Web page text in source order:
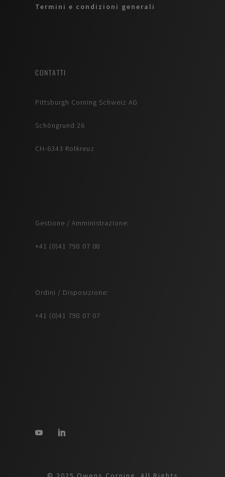
Termini e condizioni generali
CONTATTI
Pittsburgh Corning Schweiz AG
Schöngrund 26
CH-6343 Rotkreuz
Gestione / Amministrazione:
+41 (0)41 798 07 08
Ordini / Disposizione:
+41 (0)41 798 07 07